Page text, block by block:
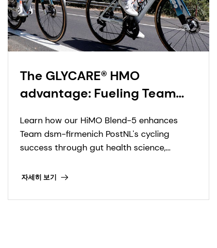
The GLYCARE® HMO
advantage: Fueling Team
in professional cycling
Learn how our HiMO Blend-5 enhances
Team dsm-firmenich PostNL's cycling
success through gut health science,
World Tour races.
자세히 보기